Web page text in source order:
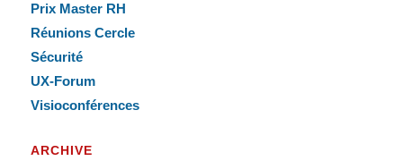
Prix Master RH
Réunions Cercle
Sécurité
UX-Forum
Visioconférences
ARCHIVE